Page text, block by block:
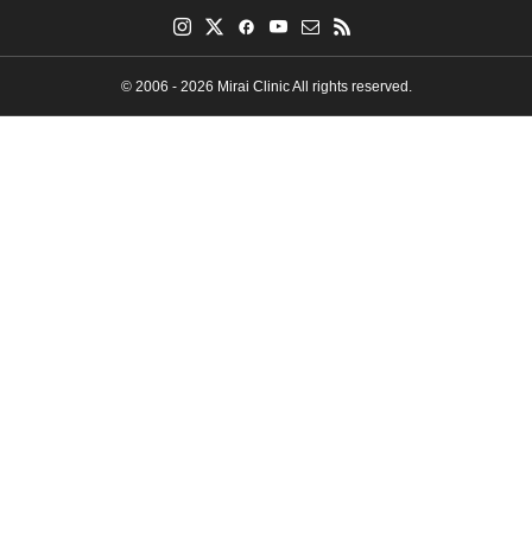
© 2006 - 2026 Mirai Clinic All rights reserved.